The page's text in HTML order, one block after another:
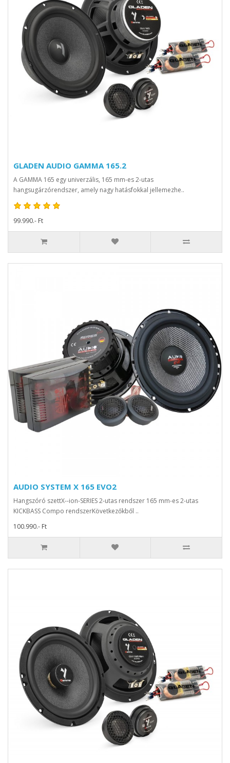
GLADEN AUDIO GAMMA 165.2
A GAMMA 165 egy univerzális, 165 mm-es 2-utas
hangsugárzórendszer, amely nagy hatásfokkal jellemezhe..
99.990.- Ft
AUDIO SYSTEM X 165 EVO2
Hangszóró szettX--ion-SERIES 2-utas rendszer 165 mm-es 2-utas
KICKBASS Compo rendszerKövetkezőkből ..
100.990.- Ft